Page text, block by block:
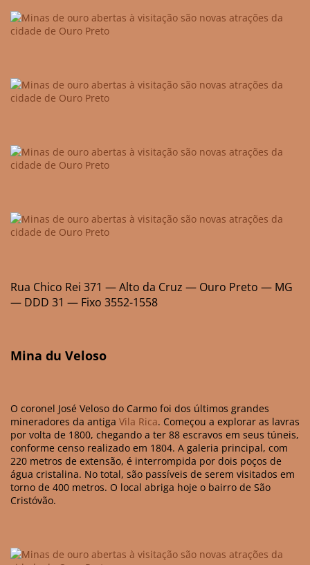
Rua Chico Rei 371 — Alto da Cruz — Ouro Preto — MG
— DDD 31 — Fixo 3552-1558
Mina du Veloso
O coronel José Veloso do Carmo foi dos últimos grandes
mineradores da antiga Vila Rica. Começou a explorar as lavras
por volta de 1800, chegando a ter 88 escravos em seus túneis,
conforme censo realizado em 1804. A galeria principal, com
220 metros de extensão, é interrompida por dois poços de
água cristalina. No total, são passíveis de serem visitados em
torno de 400 metros. O local abriga hoje o bairro de São
Cristóvão.